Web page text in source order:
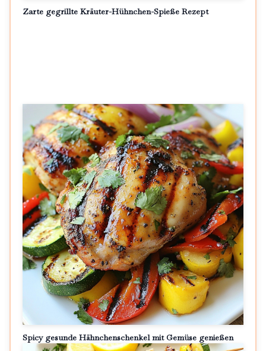
Zarte gegrillte Kräuter-Hühnchen-Spieße Rezept
Spicy gesunde Hähnchenschenkel mit Gemüse genießen